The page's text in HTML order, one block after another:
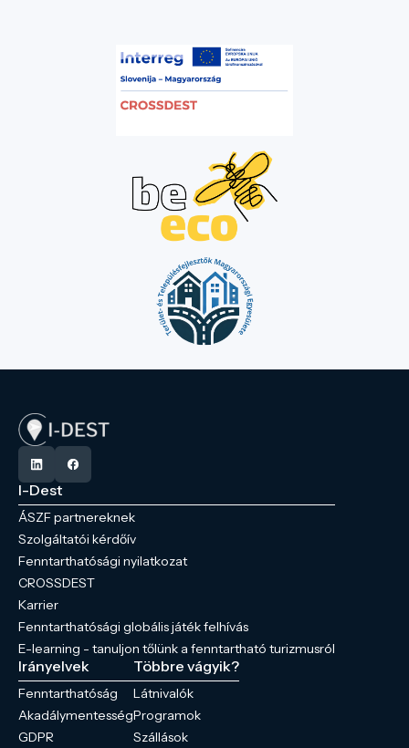
I-Dest
ÁSZF partnereknek
Szolgáltatói kérdőív
Fenntarthatósági nyilatkozat
CROSSDEST
Karrier
Fenntarthatósági globális játék felhívás
E-learning - tanuljon tőlünk a fenntartható turizmusról
Irányelvek
Fenntarthatóság
Akadálymentesség
GDPR
Többre vágyik?
Látnivalók
Programok
Szállások